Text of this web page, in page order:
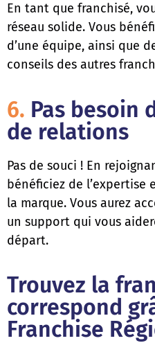
En tant que franchisé,
réseau solide. Vous
d’une équipe, ainsi que
conseils des autres
6. Pas besoin
de relations
Pas de souci ! En
bénéficiez de l’expertise
la marque. Vous aurez
un support qui vous
départ.
Trouvez la
correspond
Franchise